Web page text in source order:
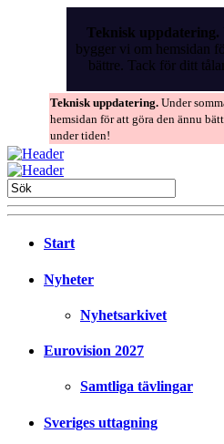
Teknisk uppdatering.
bygger vi om hemsidan
bättre. Tack för ditt
Teknisk uppdatering. Under
hemsidan för att göra den ännu
under tiden!
Start
Nyheter
Nyhetsarkivet
Eurovision 2027
Samtliga tävlingar
Sveriges uttagning